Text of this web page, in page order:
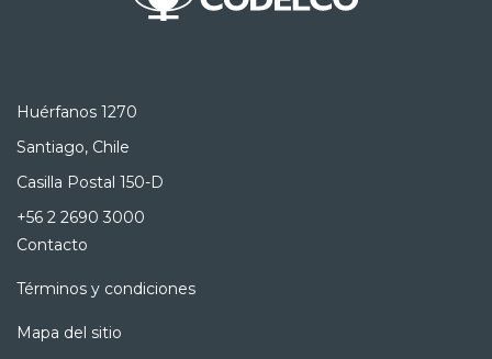
Huérfanos 1270
Santiago, Chile
Casilla Postal 150-D
+56 2 2690 3000
Contacto
Términos y condiciones
Mapa del sitio